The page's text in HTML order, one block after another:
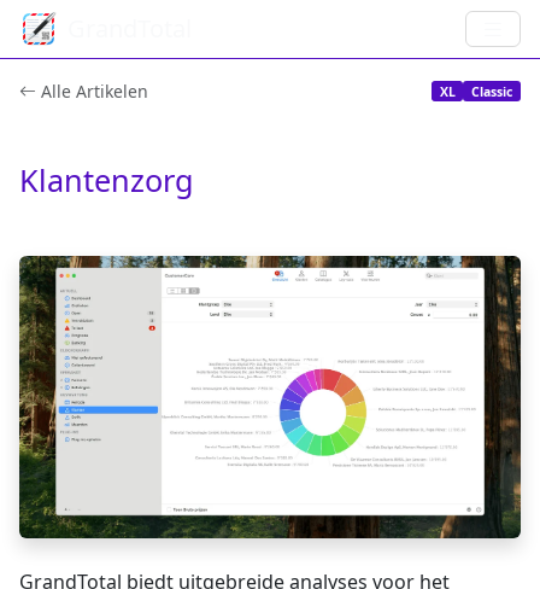
Alle Artikelen XL Classic
Klantenzorg
GrandTotal biedt uitgebreide analyses voor het